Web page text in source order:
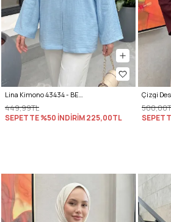
449,99TL
SEPETTE %50 İNDİRİM225,00TL